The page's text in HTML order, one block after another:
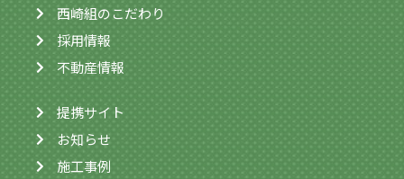
西崎組のこだわり
採用情報
不動産情報
提携サイト
お知らせ
施工事例